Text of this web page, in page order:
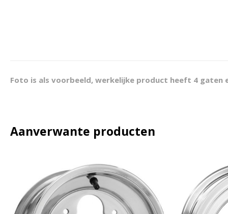
Foto is als voorbeeld, werkelijke product heeft 4 gaten
Aanverwante producten